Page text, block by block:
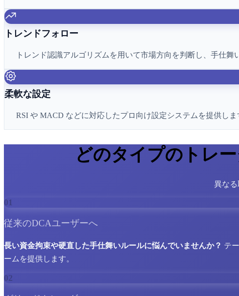
トレンドフォロー
トレンド認識アルゴリズムを用いて市場方向を判断し、手仕
柔軟な設定
RSI や MACD などに対応したプロ向け設定システムを提供し
どのタイプのトレ
異な
01
従来のDCAユーザーへ
長い資金拘束や硬直した手仕舞いルールに悩んでいませんか？ テ
ームを提供します。
02